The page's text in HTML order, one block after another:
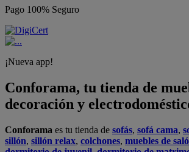
Pago 100% Seguro
¡Nueva app!
Conforama, tu tienda de
decoración y
Conforama es tu tienda de sofás, sofá cama,
sillón, sillón relax, colchones, muebles de